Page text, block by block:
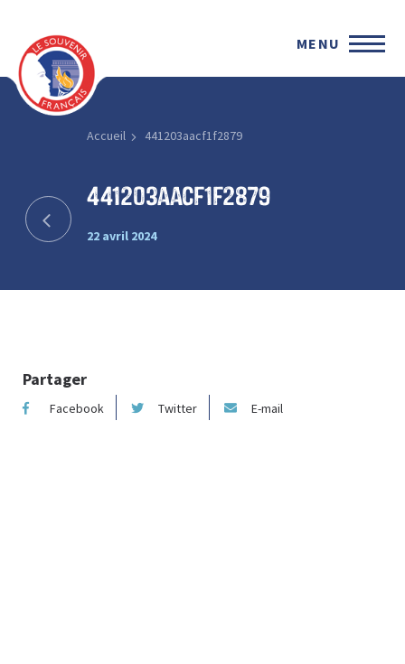
MENU
Accueil 441203aacf1f2879
441203aacf1f2879
22 avril 2024
Partager
Facebook Twitter E-mail